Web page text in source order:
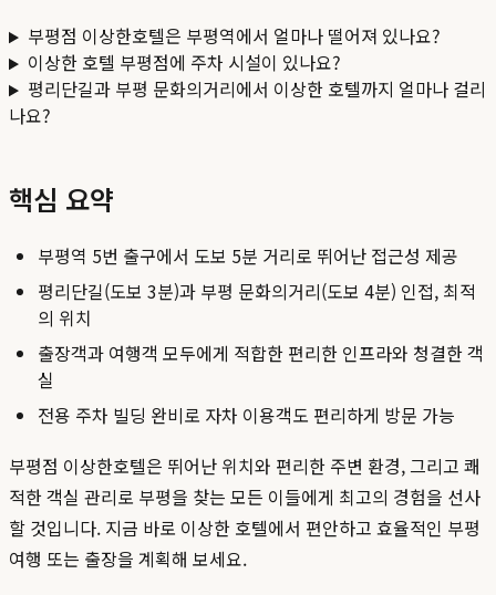
부평점 이상한호텔은 부평역에서 얼마나 떨어져 있나요?
이상한 호텔 부평점에 주차 시설이 있나요?
평리단길과 부평 문화의거리에서 이상한 호텔까지 얼마나 걸리
나요?
핵심 요약
부평역 5번 출구에서 도보 5분 거리로 뛰어난 접근성 제공
평리단길(도보 3분)과 부평 문화의거리(도보 4분) 인접, 최적
의 위치
출장객과 여행객 모두에게 적합한 편리한 인프라와 청결한 객
실
전용 주차 빌딩 완비로 자차 이용객도 편리하게 방문 가능
부평점 이상한호텔은 뛰어난 위치와 편리한 주변 환경, 그리고 쾌
적한 객실 관리로 부평을 찾는 모든 이들에게 최고의 경험을 선사
할 것입니다. 지금 바로 이상한 호텔에서 편안하고 효율적인 부평
여행 또는 출장을 계획해 보세요.